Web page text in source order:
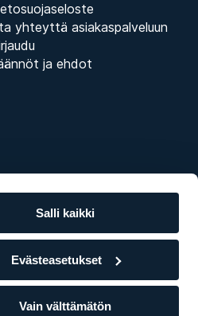
Salli kaikki
Evästeasetukset
Vain välttämätön
yhteyttä asiakaspalveluun
ja ehdot
evästeitäjahenkilötietoja